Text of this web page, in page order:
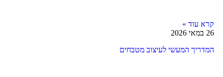
קרא עוד »
26 במאי 2026
המדריך המעשי לעיצוב מטבחים